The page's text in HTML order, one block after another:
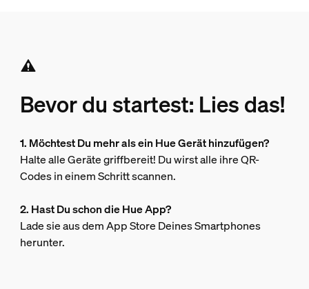
Bevor du startest: Lies das!
1. Möchtest Du mehr als ein Hue Gerät hinzufügen?
Halte alle Geräte griffbereit! Du wirst alle ihre QR-
Codes in einem Schritt scannen.
2. Hast Du schon die Hue App?
Lade sie aus dem App Store Deines Smartphones
herunter.